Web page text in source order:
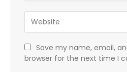
Save my name, email,
browser for the next time I